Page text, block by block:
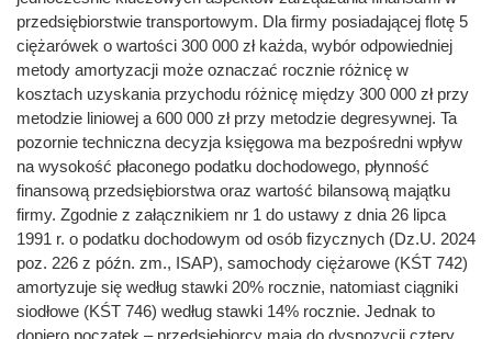
przedsiębiorstwie transportowym. Dla firmy posiadającej flotę 5
ciężarówek o wartości 300 000 zł każda, wybór odpowiedniej
metody amortyzacji może oznaczać rocznie różnicę w
kosztach uzyskania przychodu różnicę między 300 000 zł przy
metodzie liniowej a 600 000 zł przy metodzie degresywnej. Ta
pozornie techniczna decyzja księgowa ma bezpośredni wpływ
na wysokość płaconego podatku dochodowego, płynność
finansową przedsiębiorstwa oraz wartość bilansową majątku
firmy. Zgodnie z załącznikiem nr 1 do ustawy z dnia 26 lipca
1991 r. o podatku dochodowym od osób fizycznych (Dz.U. 2024
poz. 226 z późn. zm., ISAP), samochody ciężarowe (KŚT 742)
amortyzuje się według stawki 20% rocznie, natomiast ciągniki
siodłowe (KŚT 746) według stawki 14% rocznie. Jednak to